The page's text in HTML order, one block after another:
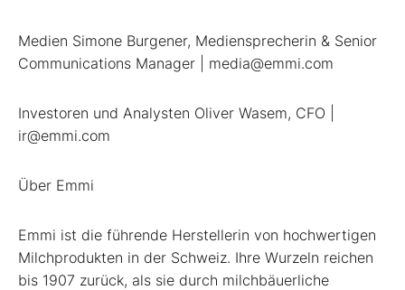
Medien Simone Burgener, Mediensprecherin & Senior
Communications Manager | media@emmi.com
Investoren und Analysten Oliver Wasem, CFO |
ir@emmi.com
Über Emmi
Emmi ist die führende Herstellerin von hochwertigen
Milchprodukten in der Schweiz. Ihre Wurzeln reichen
bis 1907 zurück, als sie durch milchbäuerliche